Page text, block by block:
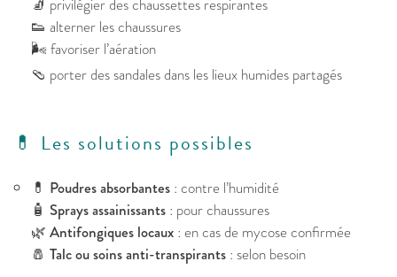
🧦 privilégier des chaussettes respirantes
👟 alterner les chaussures
🌬️ favoriser l’aération
🩴 porter des sandales dans les lieux humides partagés
💊 Les solutions possibles
💊 Poudres absorbantes : contre l’humidité
🧴 Sprays assainissants : pour chaussures
🌿 Antifongiques locaux : en cas de mycose confirmée
🧂 Talc ou soins anti-transpirants : selon besoin